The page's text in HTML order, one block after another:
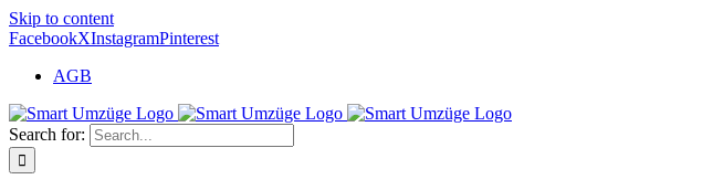
Skip to content
FacebookXInstagramPinterest
AGB
Search for: